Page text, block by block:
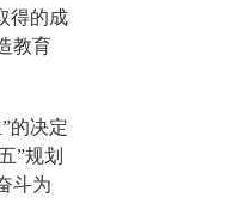
得的成
教育
的决定
”规划
斗为